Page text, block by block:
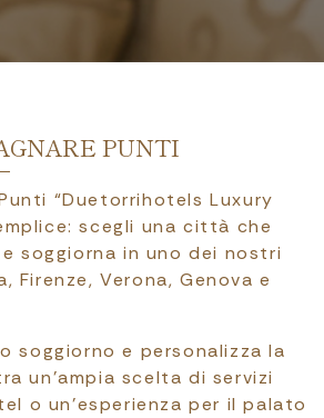
PUNTI
“Duetorrihotels Luxury
scegli una città che
soggiorna in uno dei nostri
Firenze, Verona, Genova e
soggiorno e personalizza la
un’ampia scelta di servizi
o un’esperienza per il palato